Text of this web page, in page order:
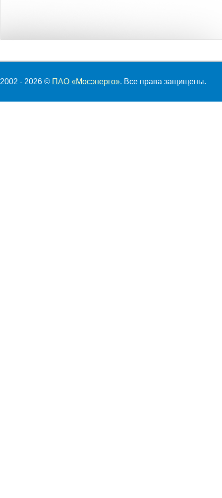
2002 - 2026 © ПАО «Мосэнерго». Все права защищены.